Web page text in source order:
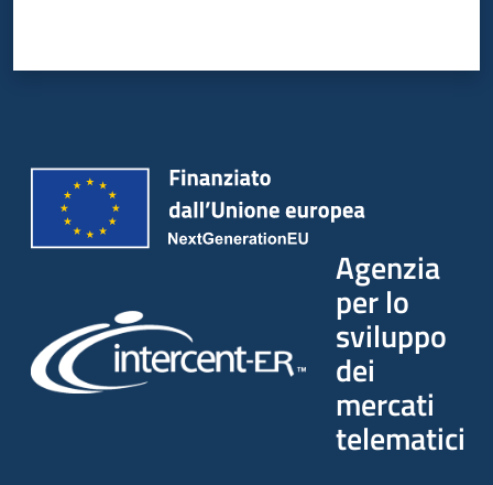
Agenzia
per lo
sviluppo
dei
mercati
telematici